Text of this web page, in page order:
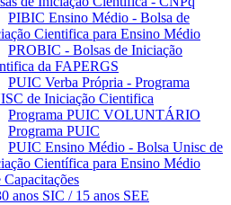
PIBIC Ensino Médio - Bolsa de
Cientifica para Ensino Médio
PROBIC - Bolsas de Iniciação
da FAPERGS
PUIC Verba Própria - Programa
de Iniciação Cientifica
Programa PUIC VOLUNTÁRIO
Programa PUIC
PUIC Ensino Médio - Bolsa Unisc de
Científica para Ensino Médio
anos SIC / 15 anos SEE